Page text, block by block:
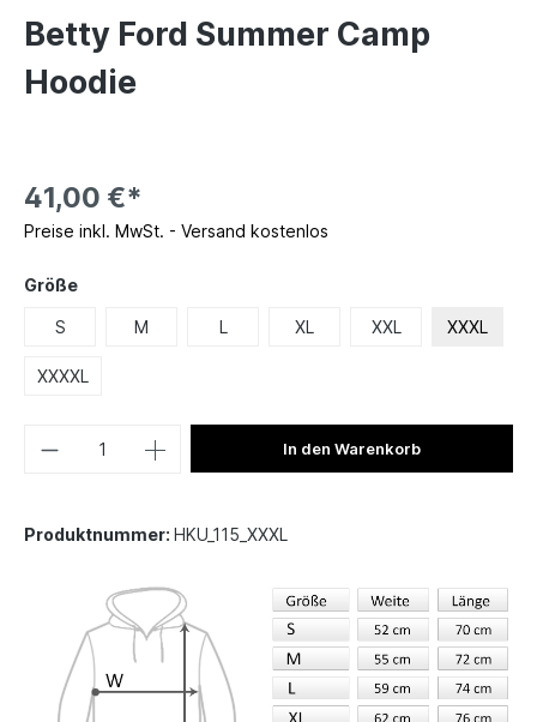
Betty Ford Summer Camp
Hoodie
41,00 €*
Preise inkl. MwSt. - Versand kostenlos
Größe
S M L XL XXL XXXL
XXXXL
In den Warenkorb
Produktnummer: HKU_115_XXXL